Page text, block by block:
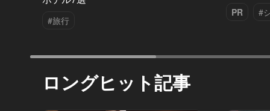
#旅行
PR #
ロングヒット記事